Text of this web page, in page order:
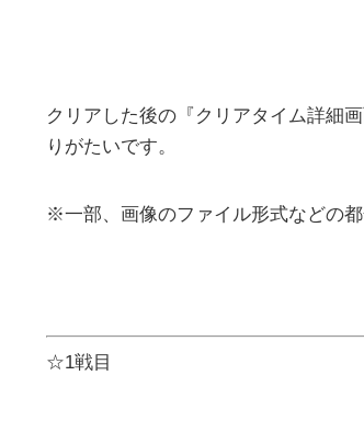
クリアした後の『クリアタイム詳細
りがたいです。
※一部、画像のファイル形式などの
☆1戦目